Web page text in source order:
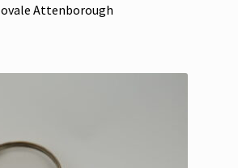
ovale Attenborough